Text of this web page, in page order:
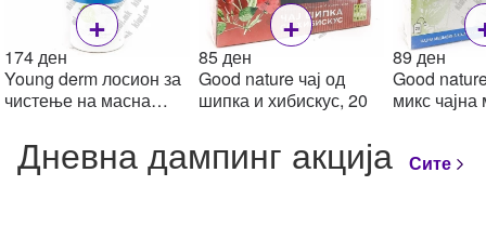
+
174 ден
Young derm лосион за
чистење на масна
+
85ден
Good nature чај од
шипка и хибискус, 20
89ден
Good
микс
Дневна дампинг акција Сите